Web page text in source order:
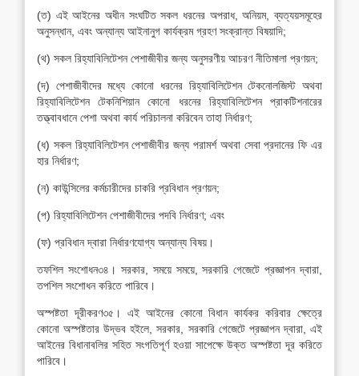
(ত) এই আইনের অধীন সংঘটিত সকল ধরনের অপরাধ, অনিয়ম, ব্যত্যয়সমূহের
অনুসন্ধান, এবং অন্যান্য আইনানুগ কার্যক্রম গ্রহণ সংক্রান্ত বিষয়াদি;
(থ) সকল রিহ্যাবিলিটেশন পেশাজীবীর জন্য অনুসরণীয় আচরণ নীতিমালা প্রণয়ন;
(দ) পেশাজীবীদের মধ্যে কোনো ধরনের রিহ্যাবিলিটেশন টেকনোলজিস্ট অথবা
রিহ্যাবিলিটেশন টেকনিশিয়ান কোনো ধরনের রিহ্যাবিলিটেশন প্রাকটিশনারের
তত্ত্বাবধানে পেশা অথবা কার্য পরিচালনা করিবেন তাহা নির্ধারণ;
(ধ) সকল রিহ্যাবিলিটেশন পেশাজীবীর জন্য পরামর্শ অথবা সেবা প্রদানের ফি এর
হার নির্ধারণ;
(ন) কাউন্সিলের কর্মচারীদের চাকরি প্রবিধান প্রণয়ন;
(প) রিহ্যাবিলিটেশন পেশাজীবীদের পদবি নির্ধারণ; এবং
(ফ) প্রবিধান দ্বারা নির্ধারণযোগ্য অন্যান্য বিষয়।
তফশিল সংশোধন৩৪। সরকার, সময়ে সময়ে, সরকারি গেজেটে প্রজ্ঞাপন দ্বারা,
তপশিল সংশোধন করিতে পারিবে।
অস্পষ্টতা দূরীকরণ৩৫। এই আইনের কোনো বিধান কার্যকর করিবার ক্ষেত্রে
কোনো অস্পষ্টতার উদ্ভব হইলে, সরকার, সরকারি গেজেটে প্রজ্ঞাপন দ্বারা, এই
আইনের বিধানাবলির সহিত সংগতিপূর্ণ হওয়া সাপেক্ষে উক্ত অস্পষ্টতা দূর করিতে
পারিবে।